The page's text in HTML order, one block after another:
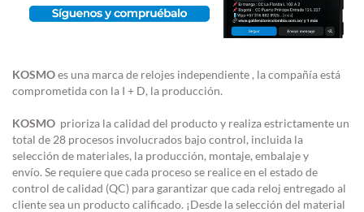
KOSMOes una marca de relojes independiente , la compañía está
comprometida con la I + D, la producción.
KOSMO prioriza la calidad del producto y realiza estrictamente un
total de 28 procesos involucrados bajo control, incluida la
selección de materiales, la producción, montaje, embalaje y
envío. Se requiere que cada proceso se realice en el estado de
control de calidad (QC) para garantizar que cada reloj entregado al
cliente sea un producto calificado. ¡Desde la selección del material